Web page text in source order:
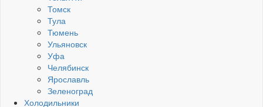
Томск
Тула
Тюмень
Ульяновск
Уфа
Челябинск
Ярославль
Зеленоград
Холодильники